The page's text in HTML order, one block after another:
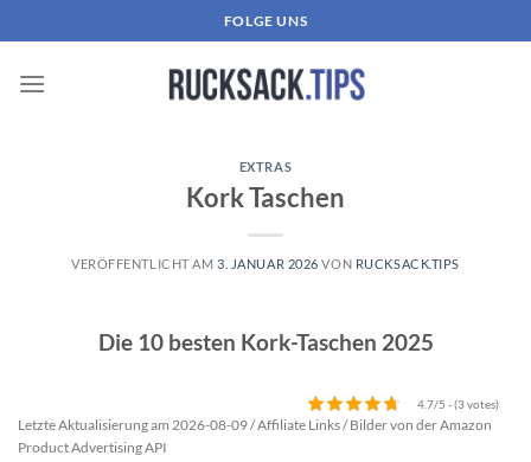
Inhalt
springen
FOLGE UNS
EXTRAS
Kork Taschen
VERÖFFENTLICHT AM 3. JANUAR 2026 VON RUCKSACK.TIPS
Die 10 besten Kork-Taschen 2025
4.7/5 - (3 votes)
Letzte Aktualisierung am 2026-08-09 / Affiliate Links / Bilder von der Amazon
Product Advertising API